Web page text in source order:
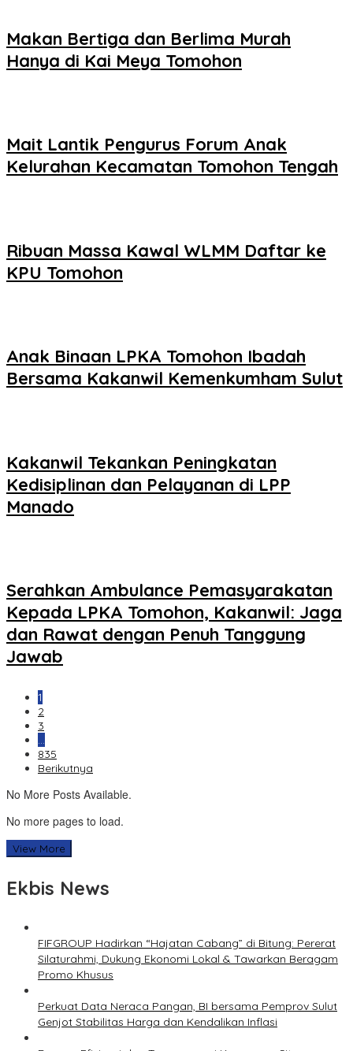
Makan Bertiga dan Berlima Murah
Hanya di Kai Meya Tomohon
Mait Lantik Pengurus Forum Anak
Kelurahan Kecamatan Tomohon Tengah
Ribuan Massa Kawal WLMM Daftar ke
KPU Tomohon
Anak Binaan LPKA Tomohon Ibadah
Bersama Kakanwil Kemenkumham Sulut
Kakanwil Tekankan Peningkatan
Kedisiplinan dan Pelayanan di LPP
Manado
Serahkan Ambulance Pemasyarakatan
Kepada LPKA Tomohon, Kakanwil: Jaga
dan Rawat dengan Penuh Tanggung
Jawab
1
2
3
…
835
Berikutnya
No More Posts Available.
No more pages to load.
View More
Ekbis News
FIFGROUP Hadirkan “Hajatan Cabang” di Bitung: Pererat
Silaturahmi, Dukung Ekonomi Lokal & Tawarkan Beragam
Promo Khusus
Perkuat Data Neraca Pangan, BI bersama Pemprov Sulut
Genjot Stabilitas Harga dan Kendalikan Inflasi